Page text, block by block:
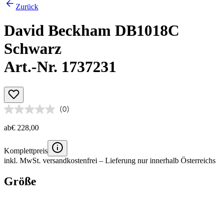
Zurück
David Beckham DB1018C
Schwarz
Art.-Nr. 1737231
(0)
ab€ 228,00
Komplettpreis
inkl. MwSt. versandkostenfrei – Lieferung nur innerhalb Österreichs
Größe